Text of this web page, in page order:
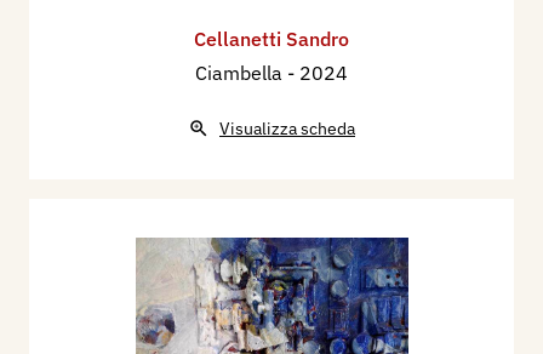
Cellanetti Sandro
Ciambella - 2024
Visualizza scheda